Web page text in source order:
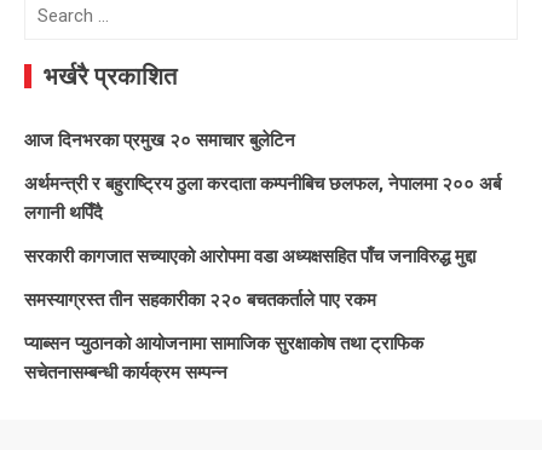
भर्खरै प्रकाशित
आज दिनभरका प्रमुख २० समाचार बुलेटिन
अर्थमन्त्री र बहुराष्ट्रिय ठुला करदाता कम्पनीबिच छलफल, नेपालमा २०० अर्ब
लगानी थपिँदै
सरकारी कागजात सच्याएको आरोपमा वडा अध्यक्षसहित पाँच जनाविरुद्ध मुद्दा
समस्याग्रस्त तीन सहकारीका २२० बचतकर्ताले पाए रकम
प्याब्सन प्युठानको आयोजनामा सामाजिक सुरक्षाकोष तथा ट्राफिक
सचेतनासम्बन्धी कार्यक्रम सम्पन्न